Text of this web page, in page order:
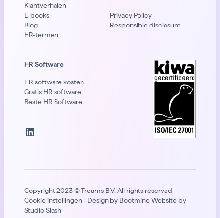
Klantverhalen
E-books
Blog
HR-termen
Privacy Policy
Responsible disclosure
HR Software
HR software kosten
Gratis HR software
Beste HR Software
LinkedIn
Copyright 2023 © Treams B.V. All rights reserved
Cookie instellingen- Design by BootmineWebsite by
Studio Slash